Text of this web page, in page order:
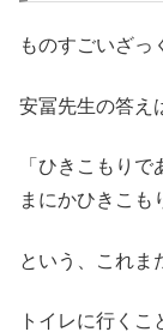
ものすごいざっ
安冨先生の答え
「ひきこもり
まにかひきこも
という、これま
トイレに行く